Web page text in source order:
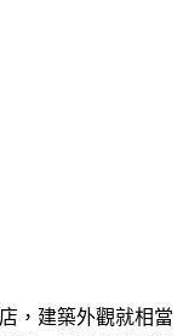
，建築外觀就相當